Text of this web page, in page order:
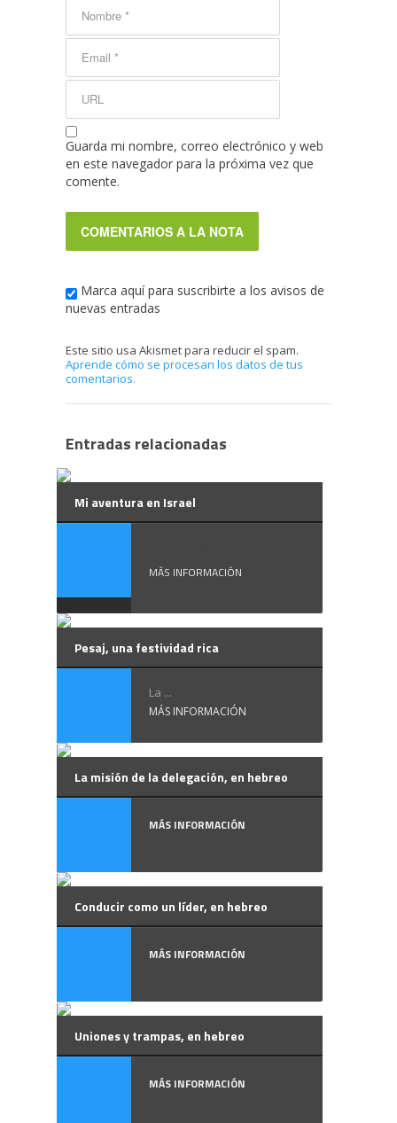
Guarda mi nombre, correo electrónico y web
en este navegador para la próxima vez que
comente.
Marca aquí para suscribirte a los avisos de
nuevas entradas
Este sitio usa Akismet para reducir el spam.
Aprende cómo se procesan los datos de tus
comentarios.
Entradas relacionadas
Mi aventura en Israel
MÁS INFORMACIÓN
Pesaj, una festividad rica
La ...
MÁS INFORMACIÓN
La misión de la delegación, en hebreo
MÁS INFORMACIÓN
Conducir como un líder, en hebreo
MÁS INFORMACIÓN
Uniones y trampas, en hebreo
MÁS INFORMACIÓN